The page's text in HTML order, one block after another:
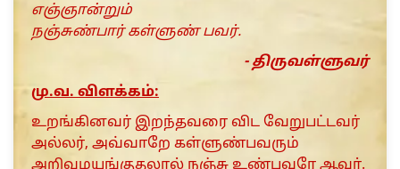
எஞ்ஞான்றும்
நஞ்சுண்பார் கள்ளுண் பவர்.
- திருவள்ளுவர்
மு.வ. விளக்கம்:
உறங்கினவர் இறந்தவரை விட வேறுபட்டவர்
அல்லர், அவ்வாறே கள்ளுண்பவரும்
அறிவுமயங்குதலால் நஞ்சு உண்பவரே ஆவர்.